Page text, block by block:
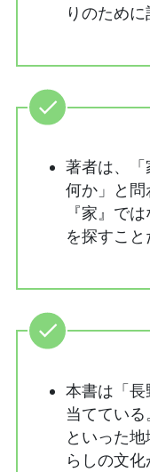
りのために
著者は、
何か」と
『家』で
を探すこと
本書は「長
当ててい
といった
らしの文